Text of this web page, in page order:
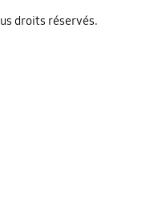
droits réservés.